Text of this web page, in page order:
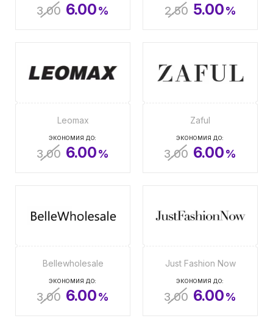
3.00 6.00% 2.50 5.00%
Leomax
ЭКОНОМИЯ ДО:
3.00 6.00%
Zaful
ЭКОНОМИЯ ДО:
3.00 6.00%
Bellewholesale
ЭКОНОМИЯ ДО:
3.00 6.00%
Just Fashion Now
ЭКОНОМИЯ ДО:
3.00 6.00%